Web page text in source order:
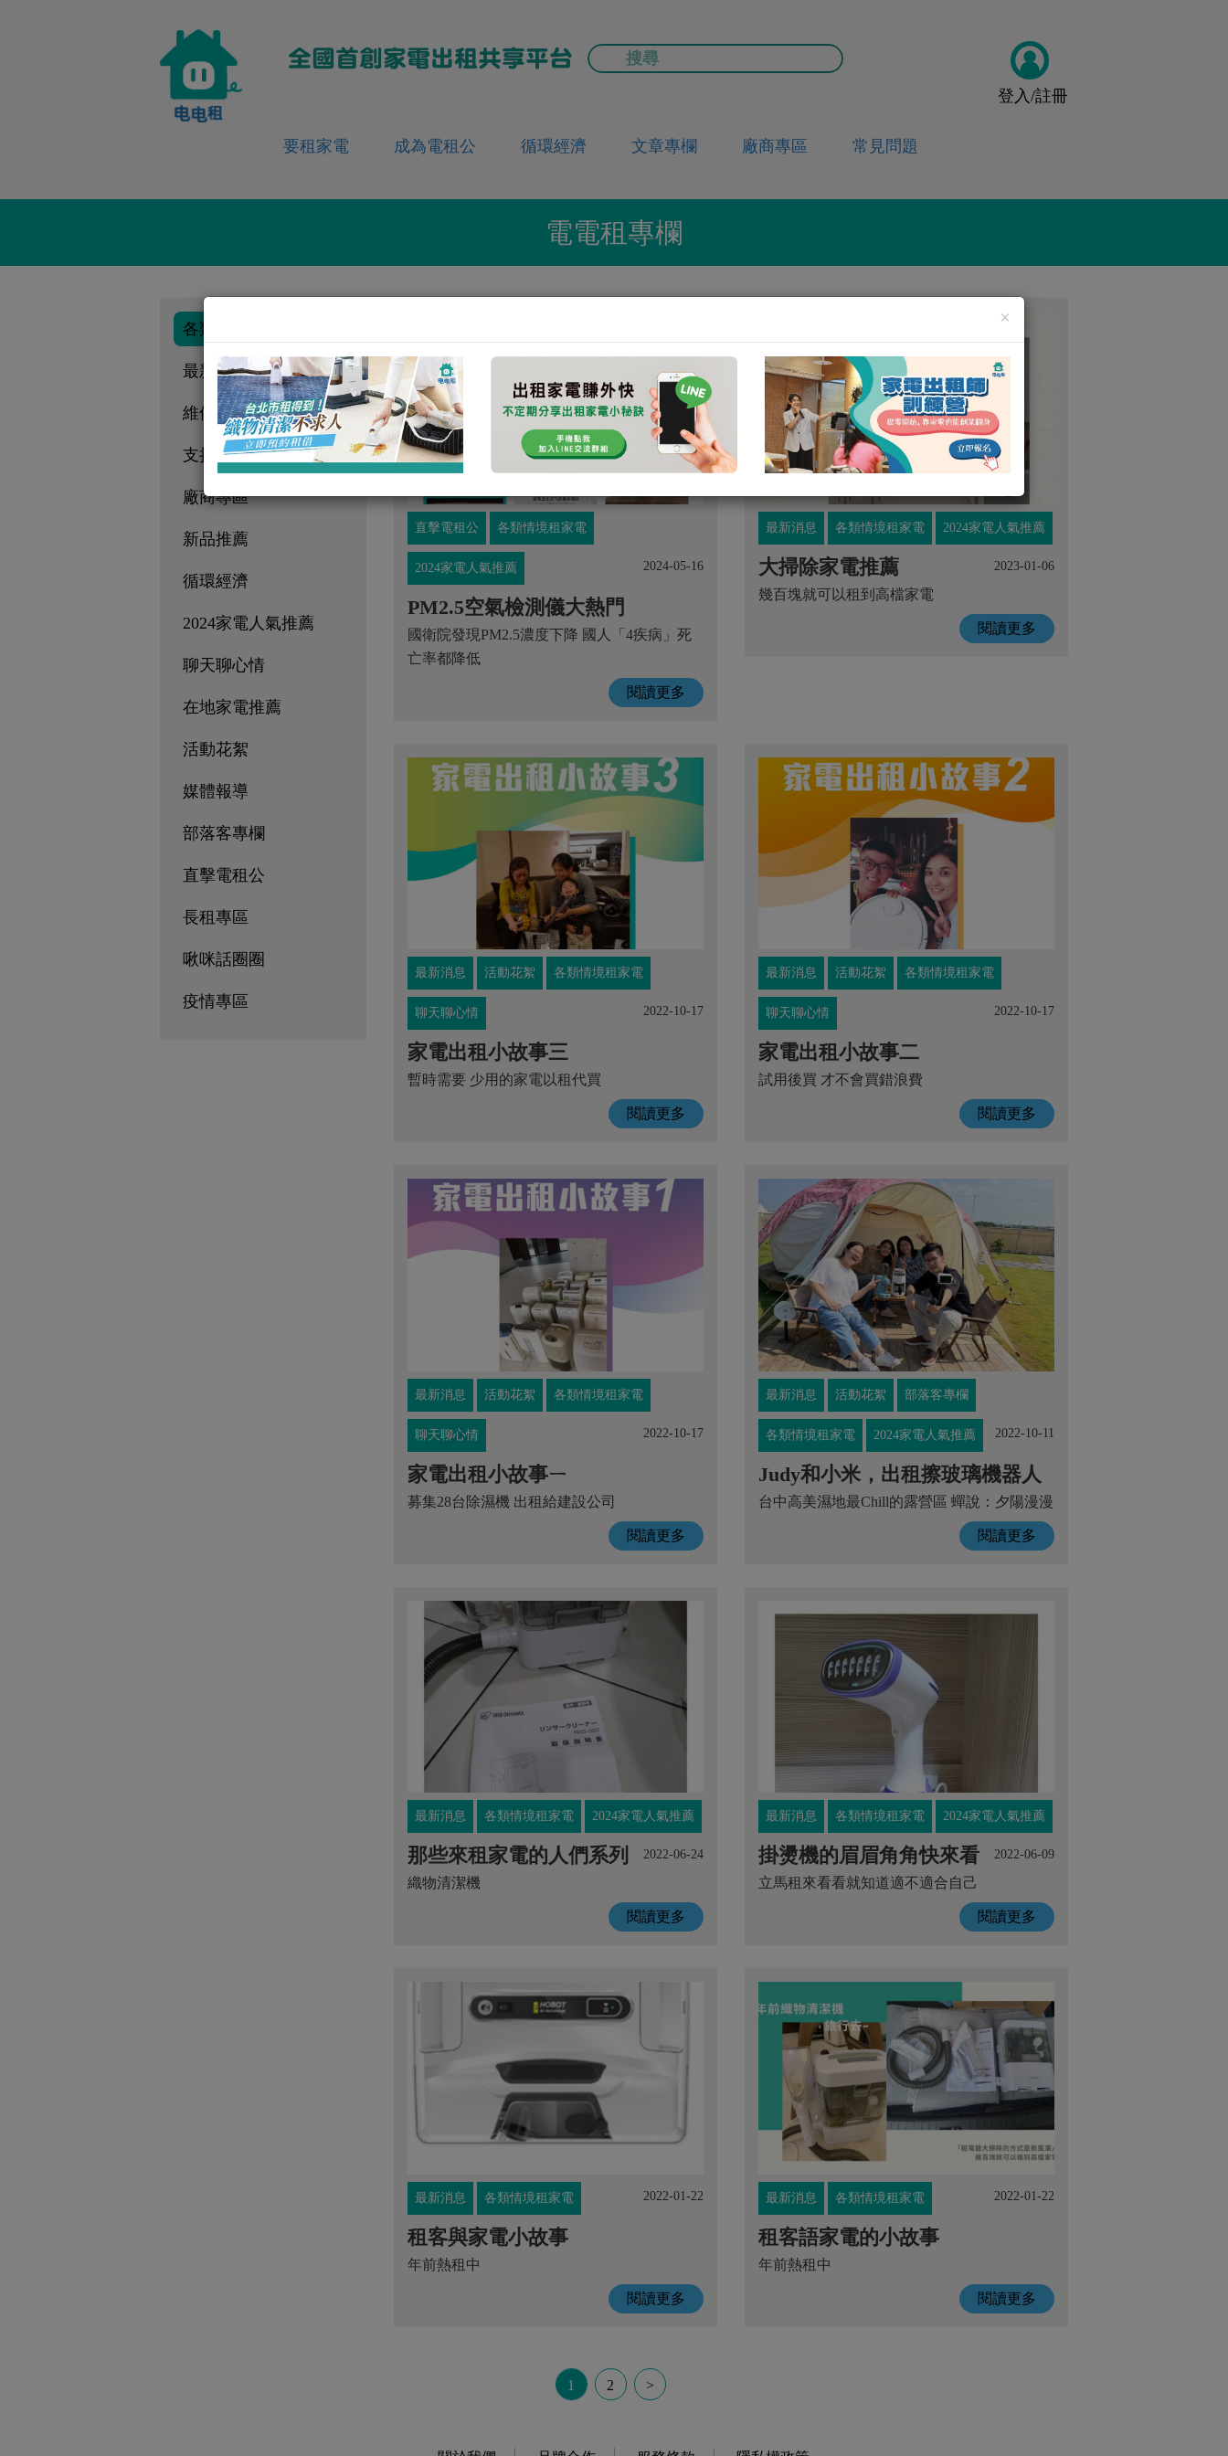
登入/註冊
要租家電 成為電租公 循環經濟 文章專欄 廠商專區 常見問題
電電租專欄
各類情境租家電
最新消息
維修專區
支持電電租專區
廠商專區
新品推薦
循環經濟
2024家電人氣推薦
聊天聊心情
在地家電推薦
活動花絮
媒體報導
部落客專欄
直擊電租公
長租專區
啾咪話圈圈
疫情專區
直擊電租公 各類情境租家電
2024家電人氣推薦 2024-05-16
PM2.5空氣檢測儀大熱門
國衛院發現PM2.5濃度下降 國人「4疾病」死
亡率都降低
閱讀更多
最新消息 各類情境租家電 2024家電人氣推薦
2023-01-06
大掃除家電推薦
幾百塊就可以租到高檔家電
閱讀更多
最新消息 活動花絮 各類情境租家電
聊天聊心情 2022-10-17
家電出租小故事三
暫時需要 少用的家電以租代買
閱讀更多
最新消息 活動花絮 各類情境租家電
聊天聊心情 2022-10-17
家電出租小故事二
試用後買 才不會買錯浪費
閱讀更多
最新消息 活動花絮 各類情境租家電
聊天聊心情 2022-10-17
家電出租小故事ㄧ
募集28台除濕機 出租給建設公司
閱讀更多
最新消息 活動花絮 部落客專欄
各類情境租家電 2024家電人氣推薦 2022-10-11
Judy和小米，出租擦玻璃機器人
台中高美濕地最Chill的露營區 蟬說：夕陽漫漫
閱讀更多
最新消息 各類情境租家電 2024家電人氣推薦
2022-06-24
那些來租家電的人們系列
織物清潔機
閱讀更多
最新消息 各類情境租家電 2024家電人氣推薦
2022-06-09
掛燙機的眉眉角角快來看
立馬租來看看就知道適不適合自己
閱讀更多
最新消息 各類情境租家電 2022-01-22
租客與家電小故事
年前熱租中
閱讀更多
最新消息 各類情境租家電 2022-01-22
租客語家電的小故事
年前熱租中
閱讀更多
1 2 >
×